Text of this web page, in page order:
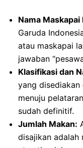
Nama Maskapai
Garuda
atau maskapai
jawaban
Klasifikasi dan
yang
menuju
sudah definitif.
Jumlah Makan:
disajikan adalah